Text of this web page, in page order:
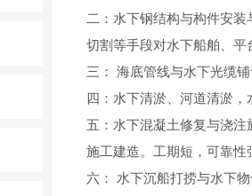
二：水下钢结构与构件安
切割等手段对水下船舶、平
三： 海底管线与水下光缆铺
四：水下清淤、河道清淤，
五：水下混凝土修复与浇
施工建造。工期短，可靠性
六： 水下沉船打捞与水下物